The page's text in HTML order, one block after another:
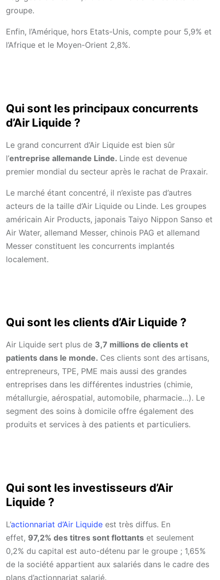
groupe.
Enfin, l’Amérique, hors Etats-Unis, compte pour 5,9% et
l’Afrique et le Moyen-Orient 2,8%.
Qui sont les principaux concurrents
d’Air Liquide ?
Le grand concurrent d’Air Liquide est bien sûr
l’entreprise allemande Linde. Linde est devenue
premier mondial du secteur après le rachat de Praxair.
Le marché étant concentré, il n’existe pas d’autres
acteurs de la taille d’Air Liquide ou Linde. Les groupes
américain Air Products, japonais Taiyo Nippon Sanso et
Air Water, allemand Messer, chinois PAG et allemand
Messer constituent les concurrents implantés
localement.
Qui sont les clients d’Air Liquide ?
Air Liquide sert plus de 3,7 millions de clients et
patients dans le monde. Ces clients sont des artisans,
entrepreneurs, TPE, PME mais aussi des grandes
entreprises dans les différentes industries (chimie,
métallurgie, aérospatial, automobile, pharmacie…). Le
segment des soins à domicile offre également des
produits et services à des patients et particuliers.
Qui sont les investisseurs d’Air
Liquide ?
L’actionnariat d’Air Liquide est très diffus. En
effet, 97,2% des titres sont flottants et seulement
0,2% du capital est auto-détenu par le groupe ; 1,65%
de la société appartient aux salariés dans le cadre des
plans d’actionnariat salarié.